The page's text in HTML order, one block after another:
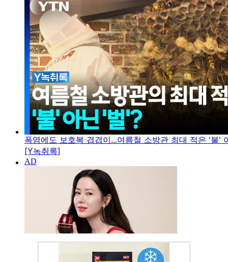
폭염에도 보호복 겹겹이...여름철 소방관 최대 적은 '불'
[Y녹취록]